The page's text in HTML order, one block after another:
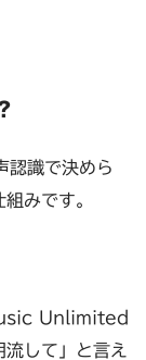
認識で決めら
みです。
Unlimited
して」と言え